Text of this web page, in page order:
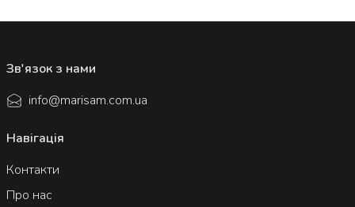
Навігація
Контакти
Про нас
Зв'язок з нами
info@marisam.com.ua